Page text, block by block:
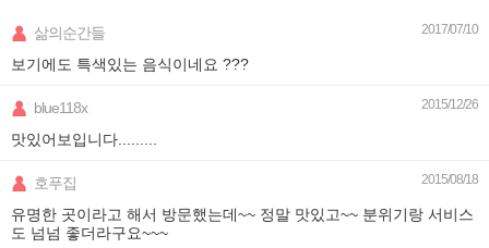
삶의순간들 2017/07/10
보기에도 특색있는 음식이네요 ???
blue118x 2015/12/26
맛있어보입니다.........
호푸집 2015/08/18
유명한 곳이라고 해서 방문했는데~~ 정말 맛있고~~ 분위기랑 서비스
도 넘넘 좋더라구요~~~